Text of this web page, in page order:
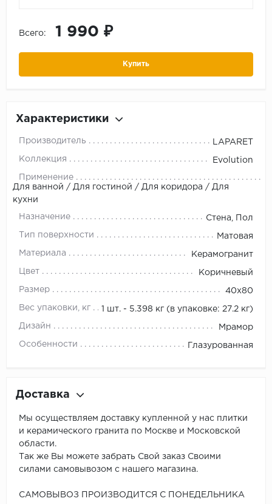
Всего: 1 990 ₽
Купить
Характеристики
Производитель LAPARET
Коллекция Evolution
Применение
Для ванной / Для гостиной / Для коридора / Для
кухни
Назначение Стена, Пол
Тип поверхности Матовая
Материала Керамогранит
Цвет Коричневый
Размер 40х80
Вес упаковки, кг 1 шт. - 5.398 кг (в упаковке: 27.2 кг)
Дизайн Мрамор
Особенности Глазурованная
Доставка
Мы осуществляем доставку купленной у нас плитки
и керамического гранита по Москве и Московской
области.
Так же Вы можете забрать Свой заказ Своими
силами самовывозом с нашего магазина.
САМОВЫВОЗ ПРОИЗВОДИТСЯ С ПОНЕДЕЛЬНИКА